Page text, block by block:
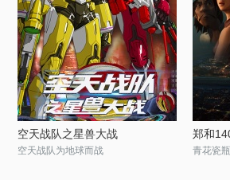
空天战队之星兽大战
空天战队为地球而战
郑和
青花瓷